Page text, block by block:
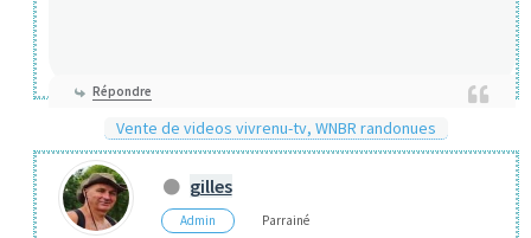
Répondre
Vente de videos vivrenu-tv, WNBR randonues
gilles
Admin Parrainé